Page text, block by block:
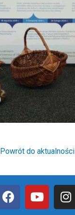
Powrót do aktualności